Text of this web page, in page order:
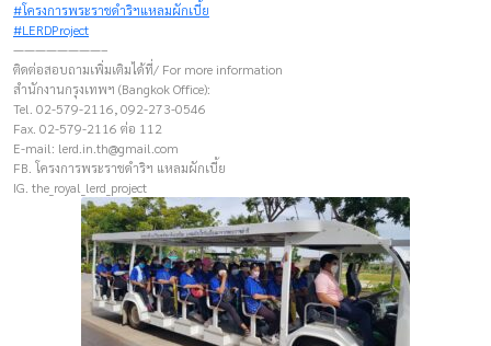
#โครงการพระราชดำริฯแหลมผักเบี้ย
#LERDProject
————————–
ติดต่อสอบถามเพิ่มเติมได้ที่/ For more information
สำนักงานกรุงเทพฯ (Bangkok Office):
Tel. 02-579-2116, 092-273-0546
Fax. 02-579-2116 ต่อ 112
E-mail: lerd.in.th@gmail.com
FB. โครงการพระราชดำริฯ แหลมผักเบี้ย
IG. the_royal_lerd_project